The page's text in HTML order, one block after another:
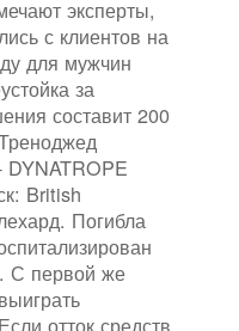
эксперты,
с клиентов на
для мужчин
за
составит 200
British
Погибла
С первой же
отток средств